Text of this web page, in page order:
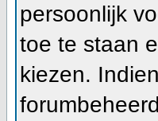
persoonlijk
toe te staan
kiezen.